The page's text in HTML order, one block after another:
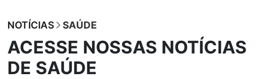
NOTÍCIAS SAÚDE
ACESSE NOSSAS NOTÍCIAS
DE SAÚDE